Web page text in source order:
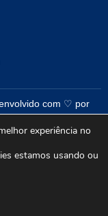
com ♡ por
experiência no
estamos usando ou